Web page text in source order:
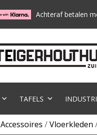
Achteraf betalen
TAFELS
Accessoires /Vloerkleden